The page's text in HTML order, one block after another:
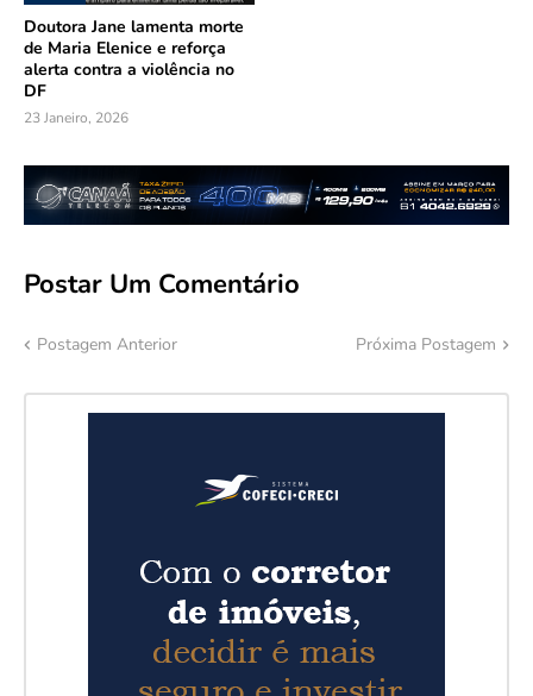
Doutora Jane lamenta morte
de Maria Elenice e reforça
alerta contra a violência no
DF
23 Janeiro, 2026
Postar Um Comentário
Postagem Anterior Próxima Postagem